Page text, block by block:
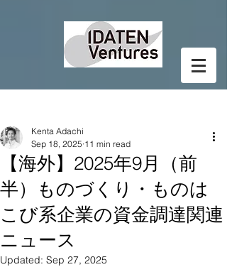
【海外】2025年9月（前
半）ものづくり・ものは
こび系企業の資金調達関連
ニュース
Kenta Adachi
Sep 18, 2025 11 min read
Updated: Sep 27, 2025